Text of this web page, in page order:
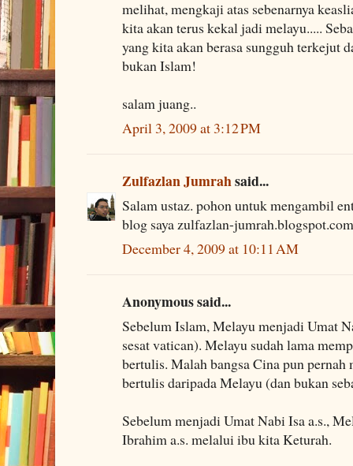
melihat, mengkaji atas sebenarnya
kita akan terus kekal jadi melayu.....
yang kita akan berasa sungguh terkejut
bukan Islam!
salam juang..
April 3, 2009 at 3:12 PM
Zulfazlan Jumrahsaid...
Salam ustaz. pohon untuk mengambil
blog saya zulfazlan-
December 4, 2009 at 10:11 AM
Anonymous said...
Sebelum Islam, Melayu menjadi Umat
sesat vatican). Melayu sudah lama
bertulis. Malah bangsa Cina pun
bertulis daripada Melayu (dan bukan
Sebelum menjadi Umat Nabi Isa a.s.,
Ibrahim a.s. melalui ibu kita Keturah.